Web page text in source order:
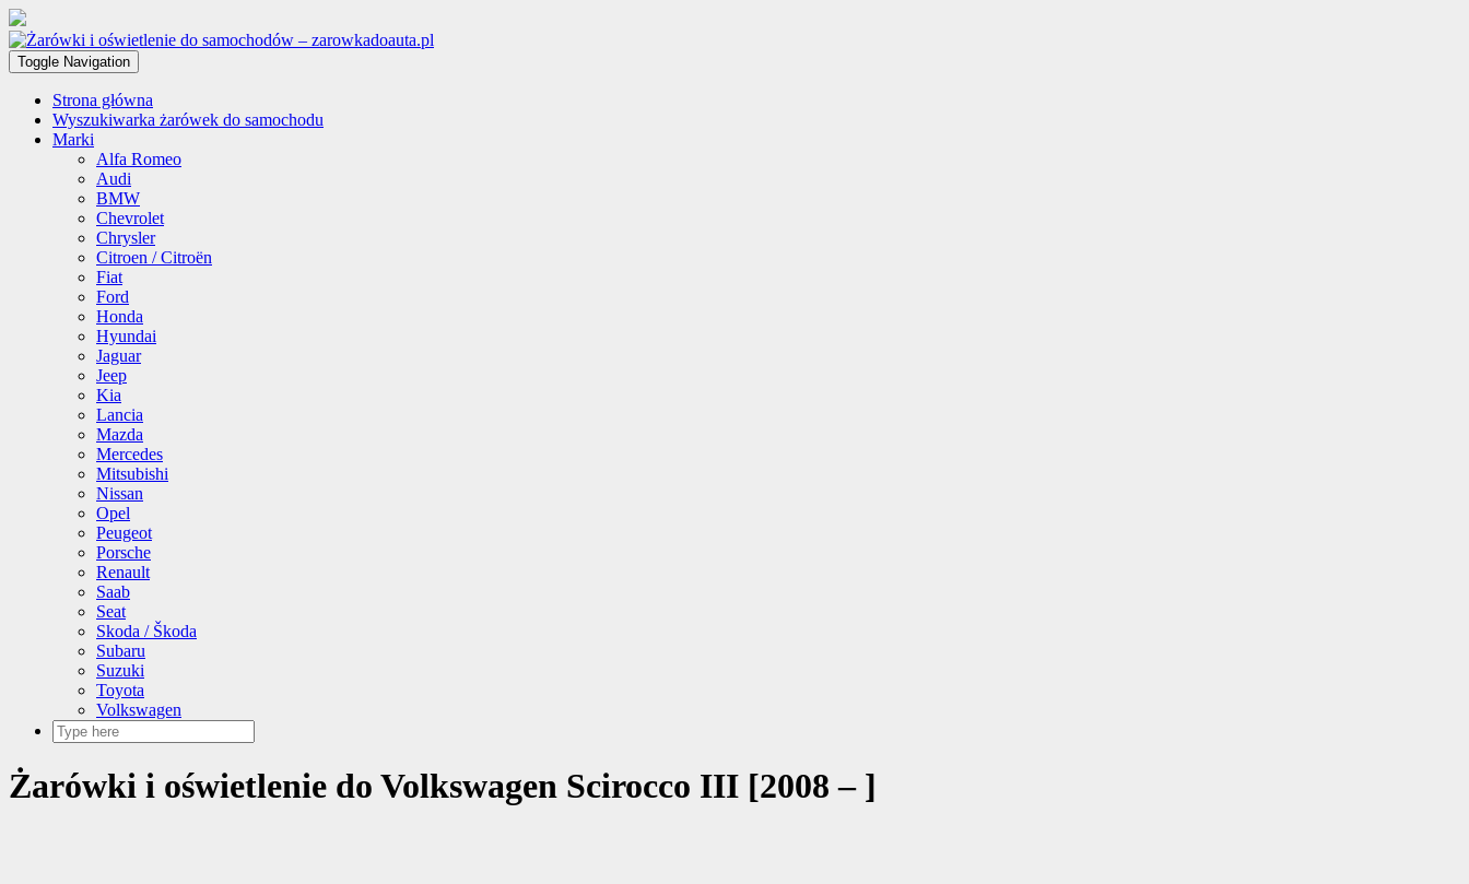
Toggle Navigation
Strona główna
Wyszukiwarka żarówek do samochodu
Marki
Alfa Romeo
Audi
BMW
Chevrolet
Chrysler
Citroen / Citroën
Fiat
Ford
Honda
Hyundai
Jaguar
Jeep
Kia
Lancia
Mazda
Mercedes
Mitsubishi
Nissan
Opel
Peugeot
Porsche
Renault
Saab
Seat
Skoda / Škoda
Subaru
Suzuki
Toyota
Volkswagen
Żarówki i oświetlenie do Volkswagen Scirocco III [2008 – ]